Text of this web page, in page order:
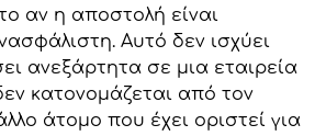
αν η αποστολή είναι
Αυτό δεν ισχύει
ανεξάρτητα σε μια εταιρεία
κατονομάζεται από τον
άτομο που έχει οριστεί για